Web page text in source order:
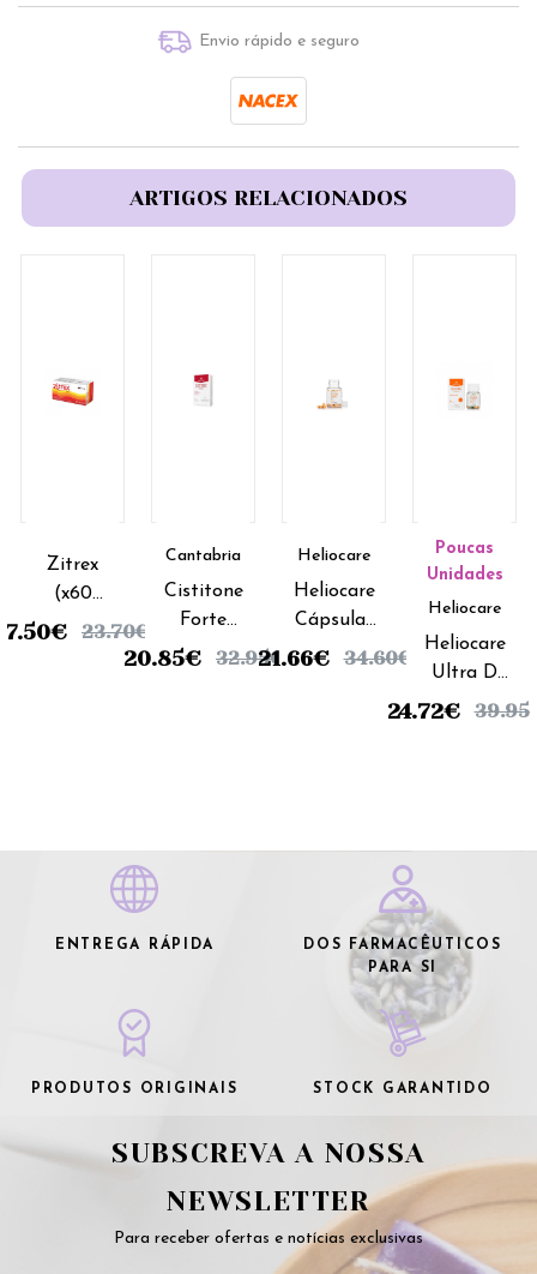
Envio rápido e seguro
ARTIGOS RELACIONADOS
Zitrex
(x60
cápsulas)
€ 23.70€
Cantabria
Cistitone
Forte
(x60
20.85€ 32.95€
Heliocare
Heliocare
Cápsulas
(x60
21.66€ 34.60€
Poucas
Unidades
Heliocare
Heliocare
Ultra D
(x30
24.72€ 39.95
ENTREGA RÁPIDA
DOS FARMACÊUTICOS
PARA SI
PRODUTOS ORIGINAIS STOCK GARANTIDO
SUBSCREVA A NOSSA
NEWSLETTER
Para receber ofertas e notícias exclusivas